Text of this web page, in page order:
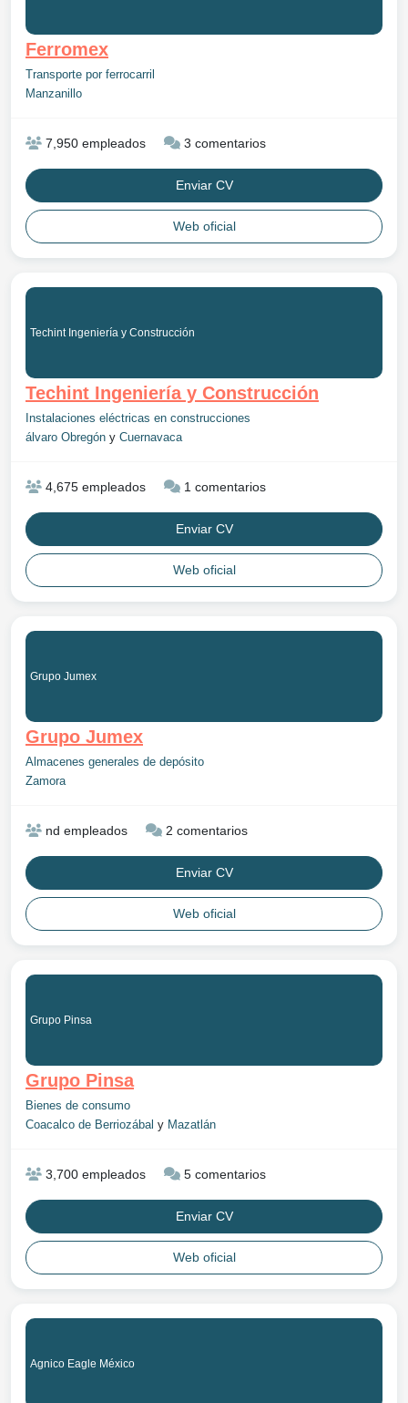
Ferromex
Transporte por ferrocarril
Manzanillo
7,950 empleados 3 comentarios
Enviar CV
Web oficial
Techint Ingeniería y Construcción
Techint Ingeniería y Construcción
Instalaciones eléctricas en construcciones
álvaro Obregón y Cuernavaca
4,675 empleados 1 comentarios
Enviar CV
Web oficial
Grupo Jumex
Grupo Jumex
Almacenes generales de depósito
Zamora
nd empleados 2 comentarios
Enviar CV
Web oficial
Grupo Pinsa
Grupo Pinsa
Bienes de consumo
Coacalco de Berriozábal y Mazatlán
3,700 empleados 5 comentarios
Enviar CV
Web oficial
Agnico Eagle México